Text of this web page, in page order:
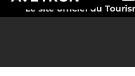
Le site officiel du